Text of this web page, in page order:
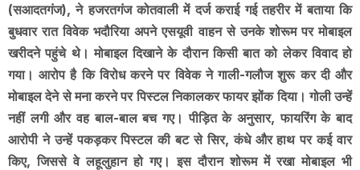
(सआदतगंज), ने हजरतगंज कोतवाली में दर्ज कराई गई तहरीर में बताया कि
बुधवार रात विवेक भदौरिया अपने एसयूवी वाहन से उनके शोरूम पर मोबाइल
खरीदने पहुंचे थे। मोबाइल दिखाने के दौरान किसी बात को लेकर विवाद हो
गया। आरोप है कि विरोध करने पर विवेक ने गाली-गलौज शुरू कर दी और
मोबाइल देने से मना करने पर पिस्टल निकालकर फायर झोंक दिया। गोली उन्हें
नहीं लगी और वह बाल-बाल बच गए। पीड़ित के अनुसार, फायरिंग के बाद
आरोपी ने उन्हें पकड़कर पिस्टल की बट से सिर, कंधे और हाथ पर कई वार
किए, जिससे वे लहूलुहान हो गए। इस दौरान शोरूम में रखा मोबाइल भी